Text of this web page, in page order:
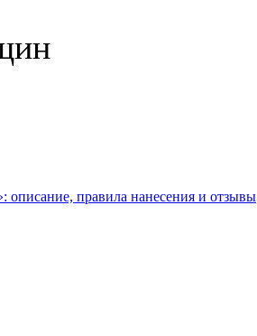
описание, правила нанесения и отзывы